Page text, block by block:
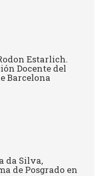
Estarlich.
Docente del
Barcelona
da Silva,
de Posgrado en